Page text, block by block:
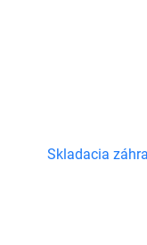
Skladacia